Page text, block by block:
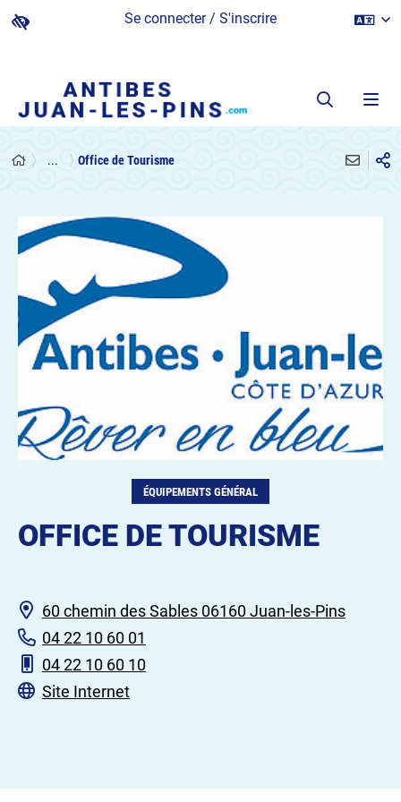
Se connecter / S'inscrire
... Office de Tourisme
ÉQUIPEMENTS GÉNÉRAL
OFFICE DE TOURISME
60 chemin des Sables 06160 Juan-les-Pins
04 22 10 60 01
04 22 10 60 10
Site Internet